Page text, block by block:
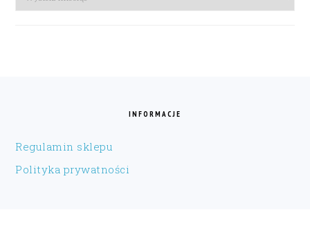
INFORMACJE
Regulamin sklepu
Polityka prywatności